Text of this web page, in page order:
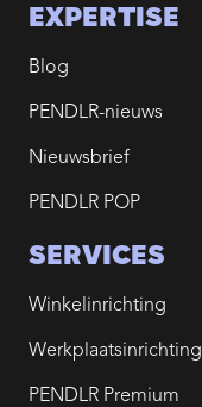
EXPERTISE
Blog
PENDLR-nieuws
Nieuwsbrief
PENDLR POP
SERVICES
Winkelinrichting
Werkplaatsinrichting
PENDLR Premium